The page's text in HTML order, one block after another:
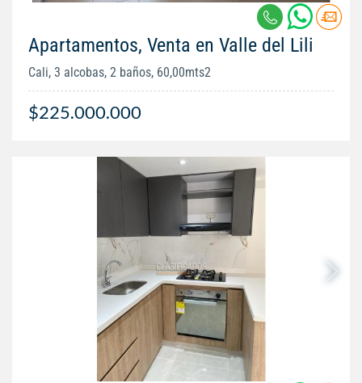
Apartamentos, Venta en Valle del Lili
Cali, 3 alcobas, 2 baños, 60,00mts2
$225.000.000